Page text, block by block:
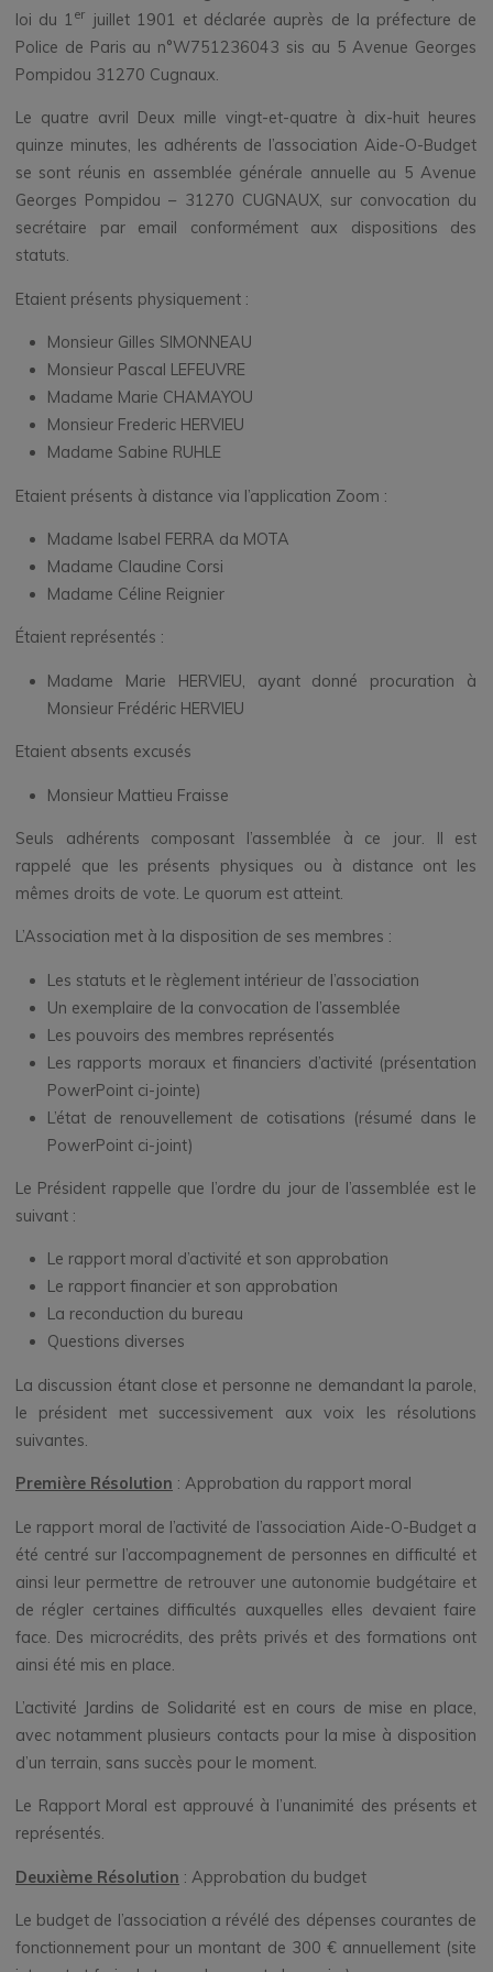
loi du 1 er juillet 1901 et déclarée auprès de la préfecture de
Police de Paris au n°W751236043 sis au 5 Avenue Georges
Pompidou 31270 Cugnaux.
Le quatre avril Deux mille vingt-et-quatre à dix-huit heures
quinze minutes, les adhérents de l’association Aide-O-Budget
se sont réunis en assemblée générale annuelle au 5 Avenue
Georges Pompidou – 31270 CUGNAUX, sur convocation du
secrétaire par email conformément aux dispositions des
statuts.
Etaient présents physiquement :
Monsieur Gilles SIMONNEAU
Monsieur Pascal LEFEUVRE
Madame Marie CHAMAYOU
Monsieur Frederic HERVIEU
Madame Sabine RUHLE
Etaient présents à distance via l’application Zoom :
Madame Isabel FERRA da MOTA
Madame Claudine Corsi
Madame Céline Reignier
Étaient représentés :
Madame Marie HERVIEU, ayant donné procuration à
Monsieur Frédéric HERVIEU
Etaient absents excusés
Monsieur Mattieu Fraisse
Seuls adhérents composant l’assemblée à ce jour. Il est
rappelé que les présents physiques ou à distance ont les
mêmes droits de vote. Le quorum est atteint.
L’Association met à la disposition de ses membres :
Les statuts et le règlement intérieur de l’association
Un exemplaire de la convocation de l’assemblée
Les pouvoirs des membres représentés
Les rapports moraux et financiers d’activité (présentation
PowerPoint ci-jointe)
L’état de renouvellement de cotisations (résumé dans le
PowerPoint ci-joint)
Le Président rappelle que l’ordre du jour de l’assemblée est le
suivant :
Le rapport moral d’activité et son approbation
Le rapport financier et son approbation
La reconduction du bureau
Questions diverses
La discussion étant close et personne ne demandant la parole,
le président met successivement aux voix les résolutions
suivantes.
Première Résolution : Approbation du rapport moral
Le rapport moral de l’activité de l’association Aide-O-Budget a
été centré sur l’accompagnement de personnes en difficulté et
ainsi leur permettre de retrouver une autonomie budgétaire et
de régler certaines difficultés auxquelles elles devaient faire
face. Des microcrédits, des prêts privés et des formations ont
ainsi été mis en place.
L’activité Jardins de Solidarité est en cours de mise en place,
avec notamment plusieurs contacts pour la mise à disposition
d’un terrain, sans succès pour le moment.
Le Rapport Moral est approuvé à l’unanimité des présents et
représentés.
Deuxième Résolution : Approbation du budget
Le budget de l’association a révélé des dépenses courantes de
fonctionnement pour un montant de 300 € annuellement (site